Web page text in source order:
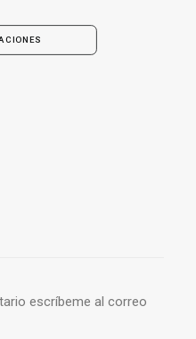
escríbeme al correo